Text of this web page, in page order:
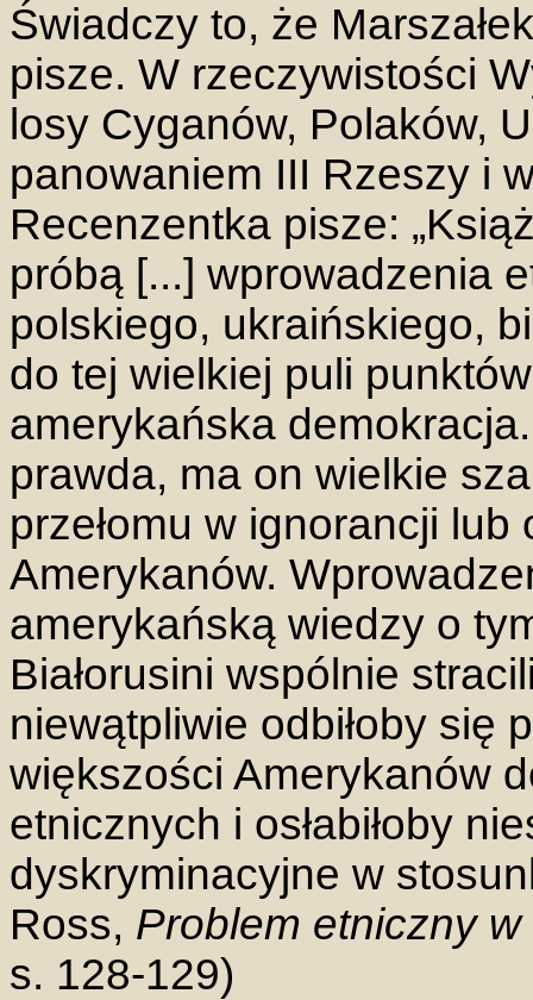
Świadczy to, że
pisze. W rzeczywistości
losy Cyganów, Polaków,
panowaniem III Rzeszy i
Recenzentka pisze:
próbą [...] wprowadzenia
polskiego, ukraińskiego,
do tej wielkiej puli
amerykańska
prawda, ma on wielkie
przełomu w ignorancji
Amerykanów.
amerykańską wiedzy o
Białorusini wspólnie
niewątpliwie odbiłoby się
większości Amerykanów
etnicznych i osłabiłoby
dyskryminacyjne w
Ross, Problem etniczny w
s. 128-129)